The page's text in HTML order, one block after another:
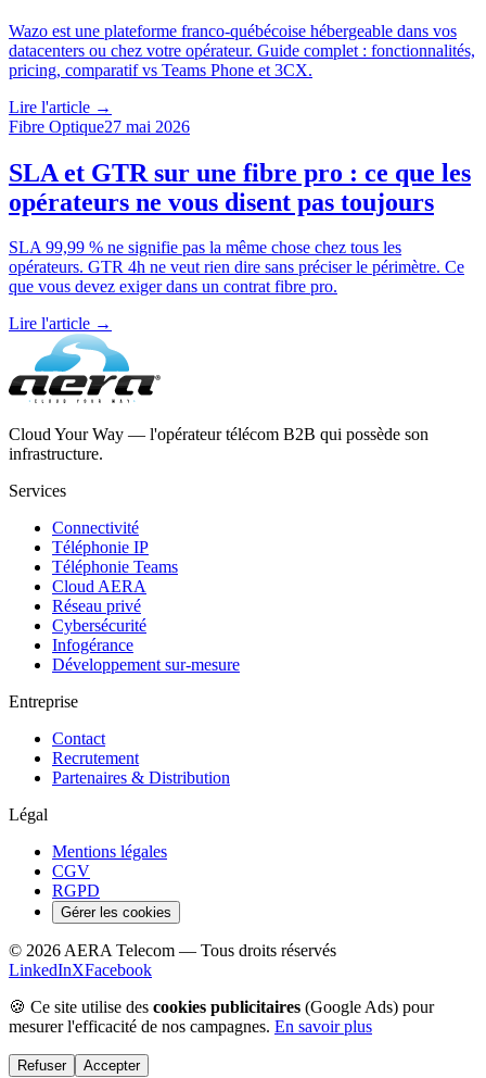
Wazo est une plateforme franco-québécoise hébergeable dans vos
datacenters ou chez votre opérateur. Guide complet : fonctionnalités,
pricing, comparatif vs Teams Phone et 3CX.
Lire l'article →
Fibre Optique27 mai 2026
SLA et GTR sur une fibre pro : ce que les
opérateurs ne vous disent pas toujours
SLA 99,99 % ne signifie pas la même chose chez tous les
opérateurs. GTR 4h ne veut rien dire sans préciser le périmètre. Ce
que vous devez exiger dans un contrat fibre pro.
Lire l'article →
Cloud Your Way — l'opérateur télécom B2B qui possède son
infrastructure.
Services
Connectivité
Téléphonie IP
Téléphonie Teams
Cloud AERA
Réseau privé
Cybersécurité
Infogérance
Développement sur-mesure
Entreprise
Contact
Recrutement
Partenaires & Distribution
Légal
Mentions légales
CGV
RGPD
Gérer les cookies
© 2026AERA Telecom — Tous droits réservés
LinkedInXFacebook
🍪 Ce site utilise des cookies publicitaires (Google Ads) pour
mesurer l'efficacité de nos campagnes. En savoir plus
Refuser Accepter